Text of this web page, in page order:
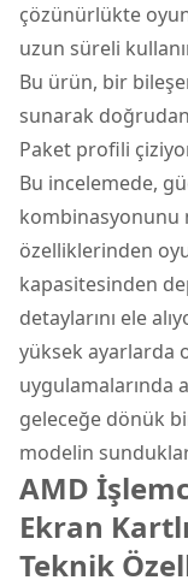
çözünürlükte
uzun süreli
Bu ürün, bir
sunarak
Paket profili
Bu incelemede,
kombinasyonunu
özelliklerinden
kapasitesinden
detaylarını ele
yüksek ayarlarda
uygulamalarında
geleceğe dönük
modelin
AMD
Ekran
Teknik